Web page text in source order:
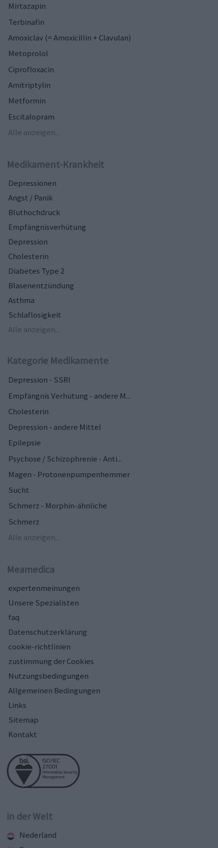
Mirtazapin
Terbinafin
Amoxiclav (= Amoxicillin + Clavulan)
Metoprolol
Ciprofloxacin
Amitriptylin
Metformin
Escitalopram
Alle anzeigen...
Medikament-Krankheit
Depressionen
Angst / Panik
Bluthochdruck
Empfängnisverhütung
Depression
Cholesterin
Diabetes Type 2
Blasenentzündung
Asthma
Schlaflosigkeit
Alle anzeigen...
Kategorie Medikamente
Depression - SSRI
Empfängnis Verhütung - andere M...
Cholesterin
Depression - andere Mittel
Epilepsie
Psychose / Schizophrenie - Anti...
Magen - Protonenpumpenhemmer
Sucht
Schmerz - Morphin-ähnliche
Schmerz
Alle anzeigen...
Meamedica
expertenmeinungen
Unsere Spezialisten
faq
Datenschutzerklärung
cookie-richtlinien
zustimmung der Cookies
Nutzungsbedingungen
Allgemeinen Bedingungen
Links
Sitemap
Kontakt
in der Welt
Nederland